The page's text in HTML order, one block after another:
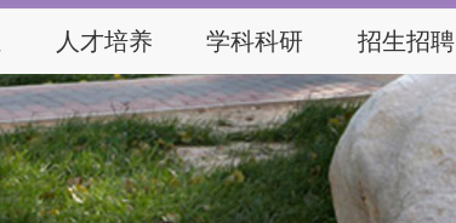
人才培养 学科科研 招生招聘